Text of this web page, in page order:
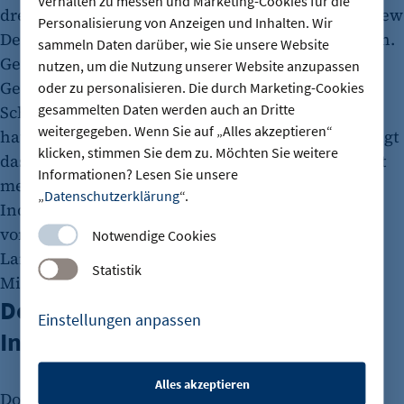
Personalisierung von Anzeigen und Inhalten. Wir
sammeln Daten darüber, wie Sie unsere Website
nutzen, um die Nutzung unserer Website anzupassen
oder zu personalisieren. Die durch Marketing-Cookies
gesammelten Daten werden auch an Dritte
weitergegeben. Wenn Sie auf „Alles akzeptieren“
klicken, stimmen Sie dem zu. Möchten Sie weitere
Informationen? Lesen Sie unsere
„Datenschutzerklärung“.
Notwendige Cookies
Statistik
Einstellungen anpassen
Alles akzeptieren
drei Jahre später ein Vertriebsbüro in Noida bei New
Delhi, weil vor allem im Norden die Kunden sitzen.
Gerb lagert Maschinen, Gleise, Turbinen und
Gebäude elastisch auf Federelemente, um
Schwingungen zu reduzieren. Schon vor 1990
hatten die Inder bei Gerb bestellt. Heute beschäftigt
das Berliner Traditionsunternehmen mit weltweit
mehr als 600 Mitarbeitenden 85 Menschen in
Indien. Die größten Stärken des Landes aus Sicht
von Geschäftsführer Christoph von Waldow: „Das
Land ist sehr technikaffin, hat gut ausgebildete
Mitarbeitende und wächst stark.“
Deutsches Know-How für die
Infrastruktur
Doch mit dem schnellen Wachstum kann die